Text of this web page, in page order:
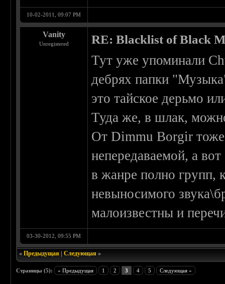
10-02-2011, 09:07 PM
Vanity
Unregistered RE: Blacklist of Black
Тут уже упоминали
дебрях папки
это тайское дерьмо
Туда же, в шлак,
От Dimmu Borgir тоже
непередаваемой, а
в жанре полно групп,
невыносимого
малоизвестны и
03-30-2012, 09:55 PM
«Предыдущая |Следующая »
Страницы (5): « Предыдущая 1 2 3 4 5 Следующая »